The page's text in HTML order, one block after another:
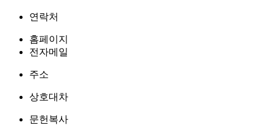
연락처
홈페이지
전자메일
주소
상호대차
문헌복사